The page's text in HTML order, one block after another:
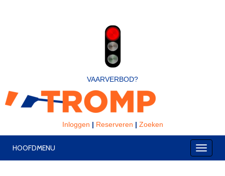
VAARVERBOD?
Inloggen | Reserveren | Zoeken
HOOFDMENU